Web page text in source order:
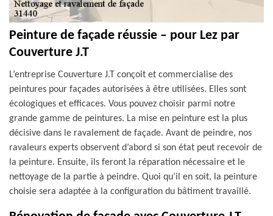
Peinture de façade réussie – pour Lez par
Couverture J.T
L’entreprise Couverture J.T conçoit et commercialise des
peintures pour façades autorisées à être utilisées. Elles sont
écologiques et efficaces. Vous pouvez choisir parmi notre
grande gamme de peintures. La mise en peinture est la plus
décisive dans le ravalement de façade. Avant de peindre, nos
ravaleurs experts observent d’abord si son état peut recevoir de
la peinture. Ensuite, ils feront la réparation nécessaire et le
nettoyage de la partie à peindre. Quoi qu’il en soit, la peinture
choisie sera adaptée à la configuration du bâtiment travaillé.